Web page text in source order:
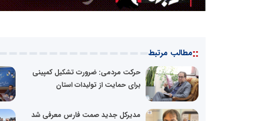
::مطالب مرتبط
حرکت مردمی: ضرورت تشکیل کمپینی
برای حمایت از تولیدات استان
مدیرکل جدید صمت فارس معرفی شد